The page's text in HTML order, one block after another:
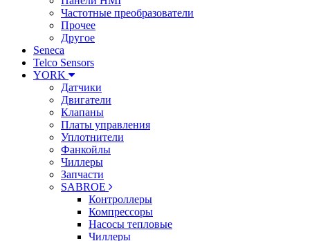
Частотные преобразователи
Прочее
Другое
Seneca
Telco Sensors
YORK
Датчики
Двигатели
Клапаны
Платы управления
Уплотнители
Фанкойлы
Чиллеры
Запчасти
SABROE
Контроллеры
Компрессоры
Насосы тепловые
Чиллеры